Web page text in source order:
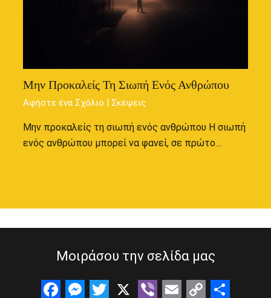
Μην Προκαλείς Τη Σιωπή Ενός Ανθρώπου
Αφήστε ένα Σχόλιο | Σκέψεις
Μην προκαλείς τη σιωπή ενός ανθρώπου Η σιωπή
ενός ανθρώπου μπορεί να φανεί, σε πρώτο…
Μοιράσου την σελίδα μας